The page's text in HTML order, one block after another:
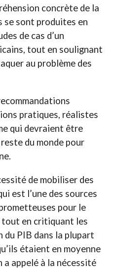
concrète de la
se sont produites en
de cas d’un
tout en soulignant
au problème des
pratiques, réalistes
qui devraient être
du monde pour
de mobiliser des
est l’une des sources
pour le
tout en critiquant les
du PIB dans la plupart
étaient en moyenne
a appelé à la nécessité